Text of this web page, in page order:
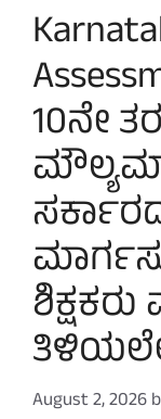
10ನೇ
August 2, 2026